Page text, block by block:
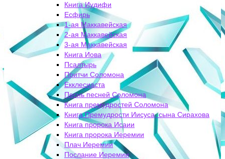
Книга Иудифи
Есфирь
1-ая Маккавейская
2-ая Маккавейская
3-ая Маккавейская
Книга Иова
Псалтырь
Притчи Соломона
Екклесиаста
Песнь песней Соломона
Книга премудростей Соломона
Книга Премудрости Иисуса, сына Сирахова
Книга пророка Исаии
Книга пророка Иеремии
Плач Иеремии
Послание Иеремии